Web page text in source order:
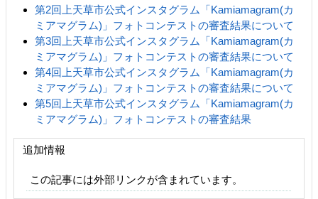
第2回上天草市公式インスタグラム「Kamiamagram(カ
ミアマグラム)」フォトコンテストの審査結果について
第3回上天草市公式インスタグラム「Kamiamagram(カ
ミアマグラム)」フォトコンテストの審査結果について
第4回上天草市公式インスタグラム「Kamiamagram(カ
ミアマグラム)」フォトコンテストの審査結果について
第5回上天草市公式インスタグラム「Kamiamagram(カ
ミアマグラム)」フォトコンテストの審査結果
追加情報
この記事には外部リンクが含まれています。